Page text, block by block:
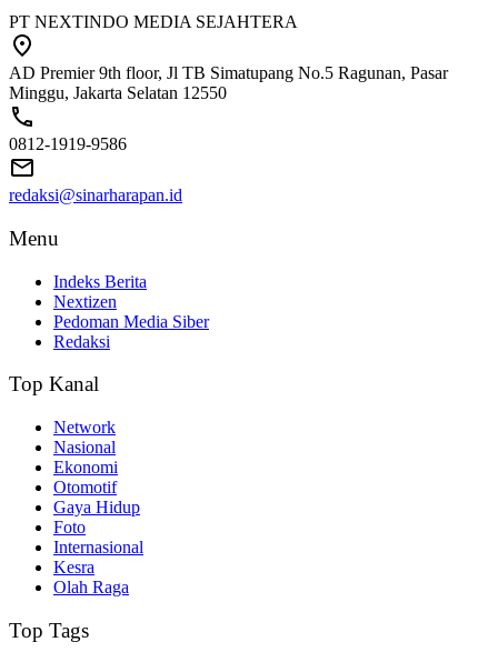
PT NEXTINDO MEDIA SEJAHTERA
AD Premier 9th floor, Jl TB Simatupang No.5 Ragunan, Pasar
Minggu, Jakarta Selatan 12550
0812-1919-9586
redaksi@sinarharapan.id
Menu
Indeks Berita
Nextizen
Pedoman Media Siber
Redaksi
Top Kanal
Network
Nasional
Ekonomi
Otomotif
Gaya Hidup
Foto
Internasional
Kesra
Olah Raga
Top Tags